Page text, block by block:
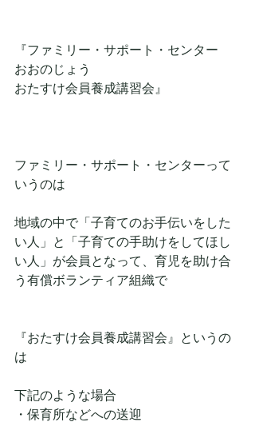
『ファミリー・サポート・センター
おおのじょう
おたすけ会員養成講習会』
ファミリー・サポート・センターって
いうのは
地域の中で「子育てのお手伝いをした
い人」と「子育ての手助けをしてほし
い人」が会員となって、育児を助け合
う有償ボランティア組織で
『おたすけ会員養成講習会』というの
は
下記のような場合
・保育所などへの送迎